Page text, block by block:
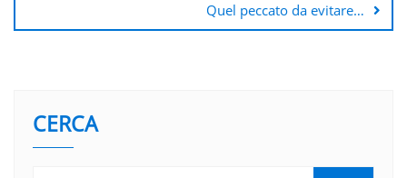
Quel peccato da evitare…
CERCA